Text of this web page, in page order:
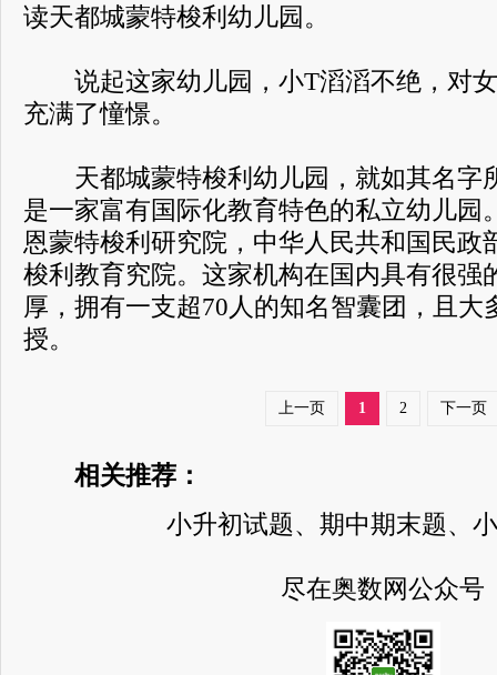
读天都城蒙特梭利幼儿园。
说起这家幼儿园，小T滔滔不绝，对女
充满了憧憬。
天都城蒙特梭利幼儿园，就如其名字
是一家富有国际化教育特色的私立幼儿园
恩蒙特梭利研究院，中华人民共和国民政
梭利教育究院。这家机构在国内具有很强
厚，拥有一支超70人的知名智囊团，且大
授。
上一页 1 2 下一页
相关推荐：
小升初试题、期中期末题、
尽在奥数网公众号